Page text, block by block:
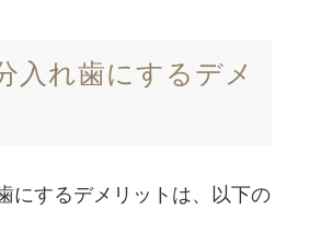
入れ歯にするデメ
にするデメリットは、以下の